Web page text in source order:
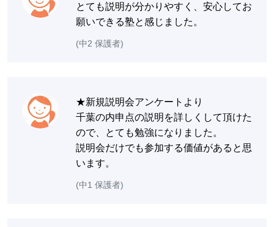
とても説明が分かりやすく、安心してお
願いできる塾と感じました。
(中2 保護者)
★新規説明会アンケートより
千葉の内申点の説明を詳しくして頂けた
ので、とても勉強になりました。
説明会だけでも参加する価値があると思
います。
(中1 保護者)